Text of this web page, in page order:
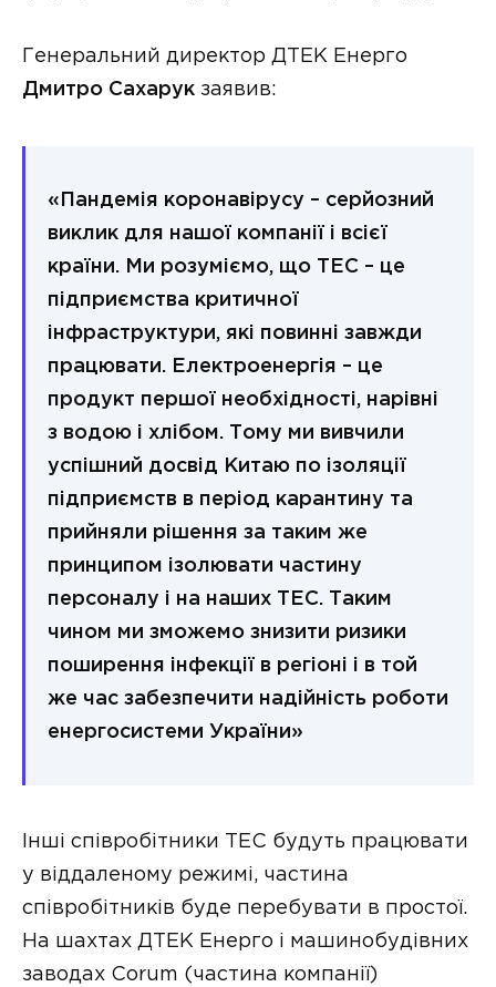
Генеральний директор ДТЕК Енерго
Дмитро Сахарук заявив:
«Пандемія коронавірусу – серйозний
виклик для нашої компанії і всієї
країни. Ми розуміємо, що ТЕС – це
підприємства критичної
інфраструктури, які повинні завжди
працювати. Електроенергія – це
продукт першої необхідності, нарівні
з водою і хлібом. Тому ми вивчили
успішний досвід Китаю по ізоляції
підприємств в період карантину та
прийняли рішення за таким же
принципом ізолювати частину
персоналу і на наших ТЕС. Таким
чином ми зможемо знизити ризики
поширення інфекції в регіоні і в той
же час забезпечити надійність роботи
енергосистеми України»
Інші співробітники ТЕС будуть працювати
у віддаленому режимі, частина
співробітників буде перебувати в простої.
На шахтах ДТЕК Енерго і машинобудівних
заводах Corum (частина компанії)